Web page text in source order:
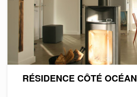
RÉSIDENCE CÔTÉ OCÉAN